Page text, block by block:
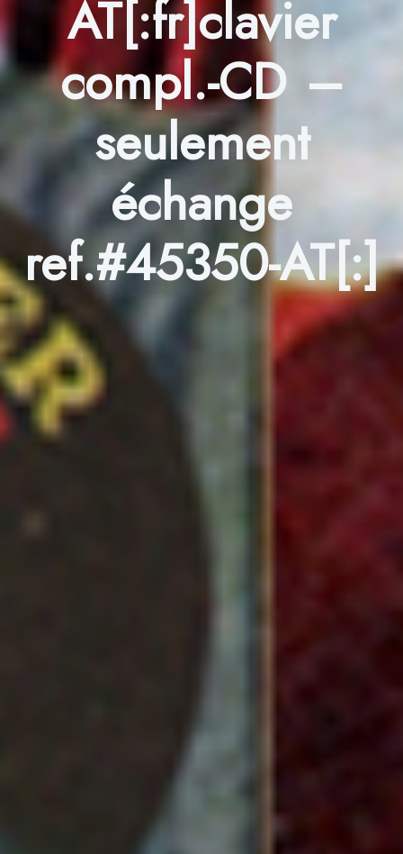
AT[:fr]clavier
compl.-CD –
seulement
échange
ref.#45350-AT[:]